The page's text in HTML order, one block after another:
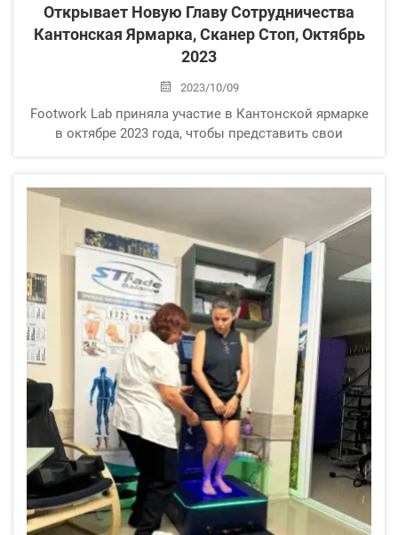
Открывает Новую Главу Сотрудничества
Кантонская Ярмарка, Сканер Стоп, Октябрь
2023
2023/10/09
Footwork Lab приняла участие в Кантонской ярмарке
в октябре 2023 года, чтобы представить свои
проверили все оборудование и аккуратно
подготовили наш стенд для демонстрации таких
продуктов, как...